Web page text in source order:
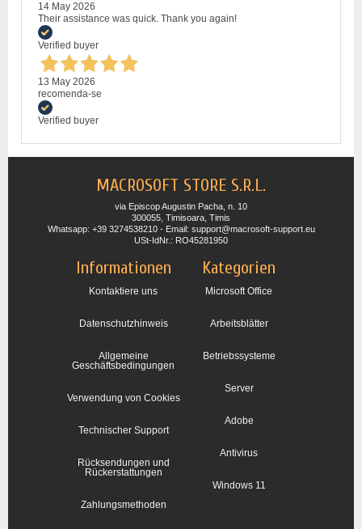
14 May 2026
Their assistance was quick. Thank you again!
Verified buyer
13 May 2026
recomenda-se
Verified buyer
MACROSOFT STORE S.R.L.
via Episcop Augustin Pacha, n. 10
300055, Timisoara, Timis
Whatsapp: +39 3274538210 - Email: support@macrosoft-support.eu
USt-IdNr.: RO45281950
Informationen
Kontaktiere uns
Datenschutzhinweis
Allgemeine
Geschäftsbedingungen
Verwendung von Cookies
Technischer Support
Rücksendungen und
Rückerstattungen
Zahlungsmethoden
Kategorien
Microsoft Office
Arbeitsblätter
Betriebssysteme
Server
Adobe
Antivirus
Windows 11